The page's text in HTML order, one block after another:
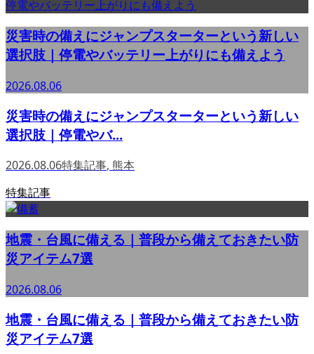
災害時の備えにジャンプスターターという新しい
選択肢｜停電やバッテリー上がりにも備えよう
2026.08.06
災害時の備えにジャンプスターターという新しい
選択肢｜停電やバ...
2026.08.06特集記事, 熊本
特集記事
地震・台風に備える｜普段から備えておきたい防
災アイテム7選
2026.08.06
地震・台風に備える｜普段から備えておきたい防
災アイテム7選